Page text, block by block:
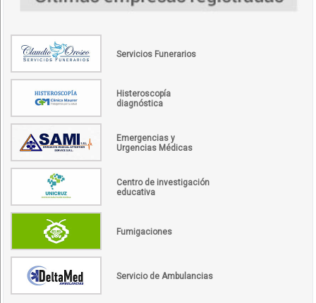
Servicios Funerarios
Histeroscopía
diagnóstica
Emergencias y
Urgencias Médicas
Centro de investigación
educativa
Fumigaciones
Servicio de Ambulancias